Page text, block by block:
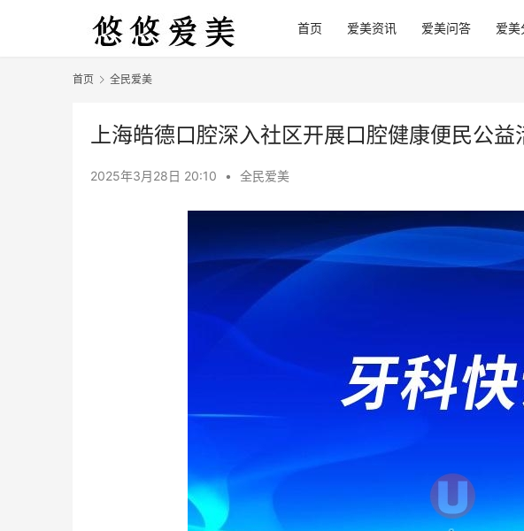
首页 爱美资讯 爱美问答 爱美
首页 全民爱美
上海皓德口腔深入社区开展口腔健康便民公益
2025年3月28日 20:10 • 全民爱美